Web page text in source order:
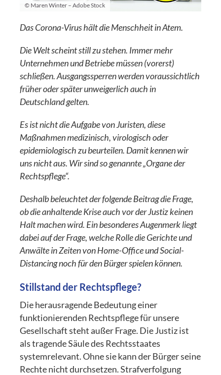
© Maren Winter – Adobe Stock
Das Corona-Virus hält die Menschheit in Atem.
Die Welt scheint still zu stehen. Immer mehr
Unternehmen und Betriebe müssen (vorerst)
schließen. Ausgangssperren werden voraussichtlich
früher oder später unweigerlich auch in
Deutschland gelten.
Es ist nicht die Aufgabe von Juristen, diese
Maßnahmen medizinisch, virologisch oder
epidemiologisch zu beurteilen. Damit kennen wir
uns nicht aus. Wir sind so genannte „Organe der
Rechtspflege“.
Deshalb beleuchtet der folgende Beitrag die Frage,
ob die anhaltende Krise auch vor der Justiz keinen
Halt machen wird. Ein besonderes Augenmerk liegt
dabei auf der Frage, welche Rolle die Gerichte und
Anwälte in Zeiten von Home-Office und Social-
Distancing noch für den Bürger spielen können.
Stillstand der Rechtspflege?
Die herausragende Bedeutung einer
funktionierenden Rechtspflege für unsere
Gesellschaft steht außer Frage. Die Justiz ist
als tragende Säule des Rechtsstaates
systemrelevant. Ohne sie kann der Bürger seine
Rechte nicht durchsetzen. Strafverfolgung